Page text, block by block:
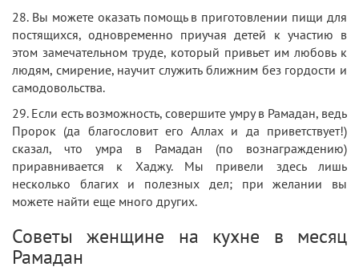
28. Вы можете оказать помощь в приготовлении пищи для
постящихся, одновременно приучая детей к участию в
этом замечательном труде, который привьет им любовь к
людям, смирение, научит служить ближним без гордости и
самодовольства.
29. Если есть возможность, совершите умру в Рамадан, ведь
Пророк (да благословит его Аллах и да приветствует!)
сказал, что умра в Рамадан (по вознаграждению)
приравнивается к Хаджу. Мы привели здесь лишь
несколько благих и полезных дел; при желании вы
можете найти еще много других.
Советы женщине на кухне в месяц
Рамадан